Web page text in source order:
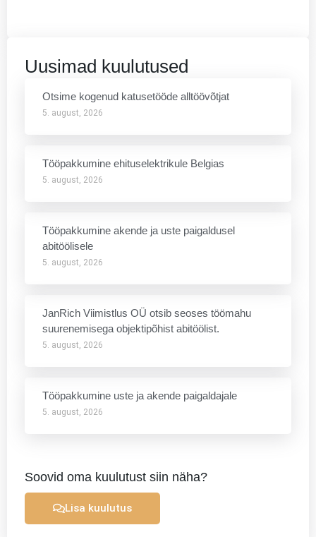
Uusimad kuulutused
Otsime kogenud katusetööde alltöövõtjat
5. august, 2026
Tööpakkumine ehituselektrikule Belgias
5. august, 2026
Tööpakkumine akende ja uste paigaldusel
abitöölisele
5. august, 2026
JanRich Viimistlus OÜ otsib seoses töömahu
suurenemisega objektipõhist abitöölist.
5. august, 2026
Tööpakkumine uste ja akende paigaldajale
5. august, 2026
Soovid oma kuulutust siin näha?
Lisa kuulutus